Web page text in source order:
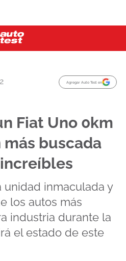
Agregar Auto Test en
Fiat Uno 0km
más buscada
unidad inmaculada y
los autos más
industria durante la
el estado de este